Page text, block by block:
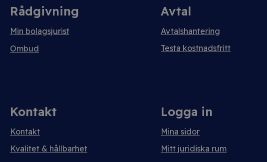
Rådgivning
Min bolagsjurist
Ombud
Avtal
Avtalshantering
Testa kostnadsfritt
Kontakt
Kontakt
Kvalitet & hållbarhet
Logga in
Mina sidor
Mitt juridiska rum